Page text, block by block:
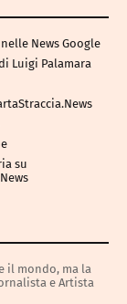
News Google
Luigi Palamara
su
il mondo, ma la
e Artista